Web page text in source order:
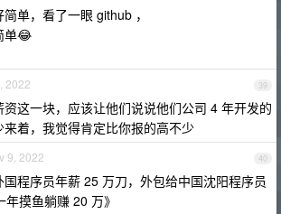
单，看了一眼 github ，
单😂
39
2022
资这一块，应该让他们说说他们公司 4 年开发的
着，我觉得肯定比你报的高不少
40
9, 2022
程序员年薪 25 万刀，外包给中国沈阳程序员
摸鱼躺赚 20 万》